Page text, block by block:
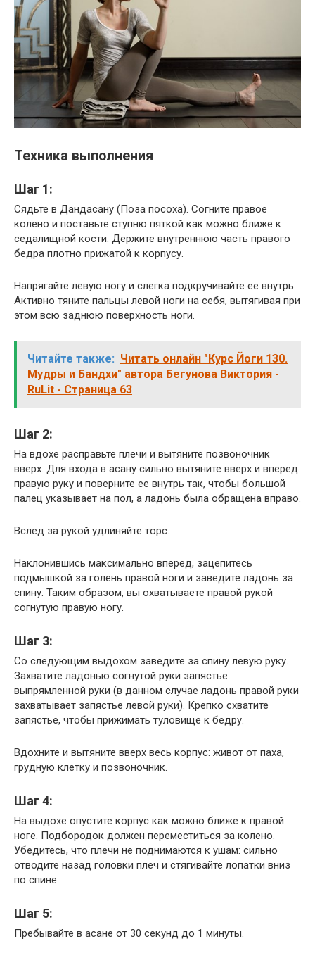
Техника выполнения
Шаг 1:
Сядьте в Дандасану (Поза посоха). Согните правое
колено и поставьте ступню пяткой как можно ближе к
седалищной кости. Держите внутреннюю часть правого
бедра плотно прижатой к корпусу.
Напрягайте левую ногу и слегка подкручивайте её внутрь.
Активно тяните пальцы левой ноги на себя, вытягивая при
этом всю заднюю поверхность ноги.
Читайте также: Читать онлайн "Курс Йоги 130.
Мудры и Бандхи" автора Бегунова Виктория -
RuLit - Страница 63
Шаг 2:
На вдохе расправьте плечи и вытяните позвоночник
вверх. Для входа в асану сильно вытяните вверх и вперед
правую руку и поверните ее внутрь так, чтобы большой
палец указывает на пол, а ладонь была обращена вправо.
Вслед за рукой удлиняйте торс.
Наклонившись максимально вперед, зацепитесь
подмышкой за голень правой ноги и заведите ладонь за
спину. Таким образом, вы охватываете правой рукой
согнутую правую ногу.
Шаг 3:
Со следующим выдохом заведите за спину левую руку.
Захватите ладонью согнутой руки запястье
выпрямленной руки (в данном случае ладонь правой руки
захватывает запястье левой руки). Крепко схватите
запястье, чтобы прижимать туловище к бедру.
Вдохните и вытяните вверх весь корпус: живот от паха,
грудную клетку и позвоночник.
Шаг 4:
На выдохе опустите корпус как можно ближе к правой
ноге. Подбородок должен переместиться за колено.
Убедитесь, что плечи не поднимаются к ушам: сильно
отводите назад головки плеч и стягивайте лопатки вниз
по спине.
Шаг 5:
Пребывайте в асане от 30 секунд до 1 минуты.